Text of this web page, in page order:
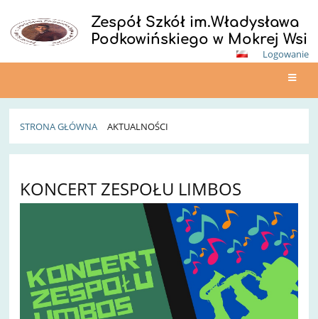
Zespół Szkół im.Władysława
Podkowińskiego w Mokrej Wsi
Logowanie
STRONA GŁÓWNA AKTUALNOŚCI
KONCERT ZESPOŁU LIMBOS